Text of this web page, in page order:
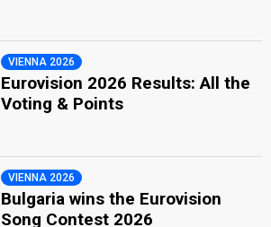
VIENNA 2026
Eurovision 2026 Results: All the
Voting & Points
VIENNA 2026
Bulgaria wins the Eurovision
Song Contest 2026